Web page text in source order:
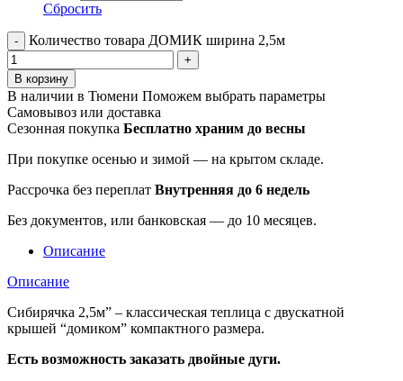
Сбросить
Количество товара ДОМИК ширина 2,5м
В корзину
В наличии в Тюмени Поможем выбрать параметры
Самовывоз или доставка
Сезонная покупка Бесплатно храним до весны
При покупке осенью и зимой — на крытом складе.
Рассрочка без переплат Внутренняя до 6 недель
Без документов, или банковская — до 10 месяцев.
Описание
Описание
Cибирячка 2,5м” – классическая теплица с двускатной
крышей “домиком” компактного размера.
Есть возможность заказать двойные дуги.